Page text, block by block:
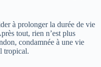
à prolonger la durée de vie
tout, rien n’est plus
condamnée à une vie
tropical.